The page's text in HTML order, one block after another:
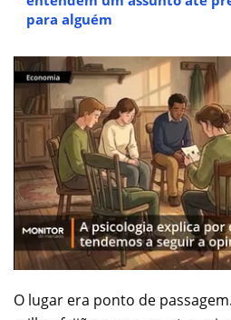
para alguém
O lugar era ponto de